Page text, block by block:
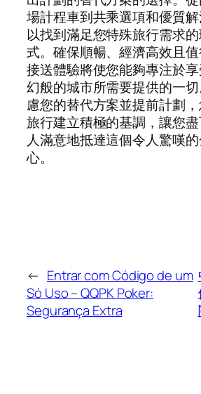
場計程車到共乘選項和優質
以找到滿足您特殊旅行需求
式。確保順暢、經濟高效且
接送體驗將使您能夠專注於
幻般的城市所需要提供的一
慮您的替代方案並提前計劃
旅行建立積極的基調，讓您
人滿意地抵達這個令人驚嘆
心。
← Entrar com Código de um
Só Uso – QQPK Poker:
Segurança Extra